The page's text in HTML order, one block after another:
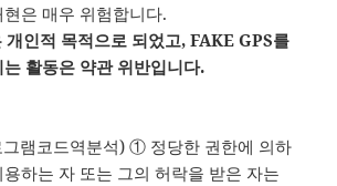
은 매우 위험합니다.
인적 목적으로 되었고, FAKE GPS를
활동은 약관 위반입니다.
그램코드역분석) ① 정당한 권한에 의하
하는 자 또는 그의 허락을 받은 자는